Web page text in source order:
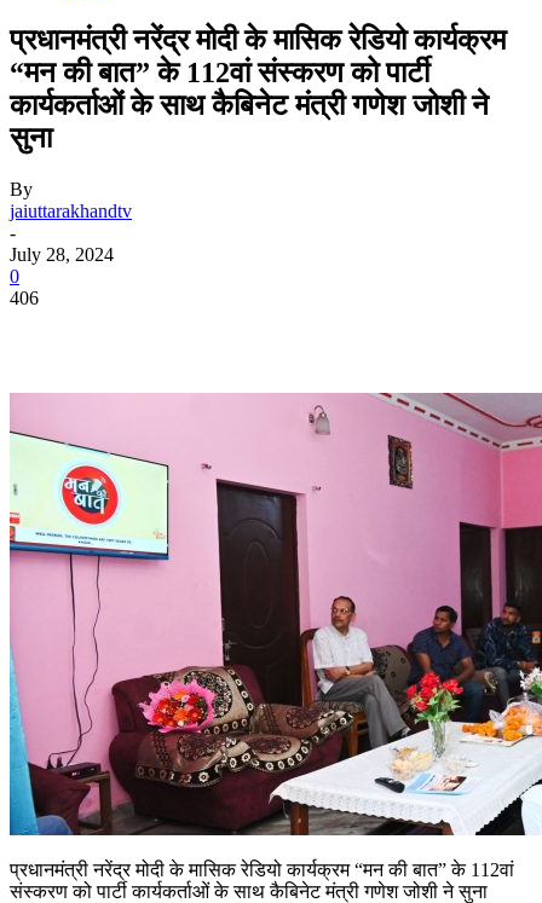
प्रधानमंत्री नरेंद्र मोदी के मासिक रेडियो कार्यक्रम
“मन की बात” के 112वां संस्करण को पार्टी
कार्यकर्ताओं के साथ कैबिनेट मंत्री गणेश जोशी ने
सुना
By
jaiuttarakhandtv
-
July 28, 2024
0
406
प्रधानमंत्री नरेंद्र मोदी के मासिक रेडियो कार्यक्रम “मन की बात” के 112वां
संस्करण को पार्टी कार्यकर्ताओं के साथ कैबिनेट मंत्री गणेश जोशी ने सुना